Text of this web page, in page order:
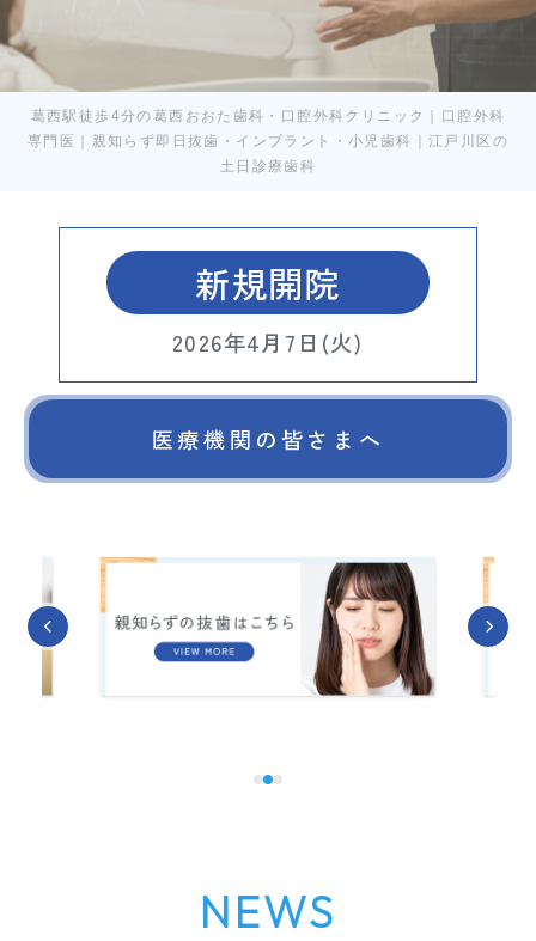
葛西駅徒歩4分の葛西おおた歯科・口腔外科クリニック｜口腔外科
専門医｜親知らず即日抜歯・インプラント・小児歯科｜江戸川区の
土日診療歯科
新規開院
2026年4月7日(火)
医療機関の皆さまへ
NEWS